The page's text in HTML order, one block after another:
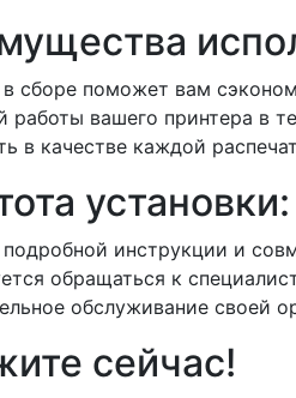
сборе поможет вам
работы вашего принтера в
в качестве каждой
установки:
подробной инструкции и
обращаться к
обслуживание своей
сейчас!